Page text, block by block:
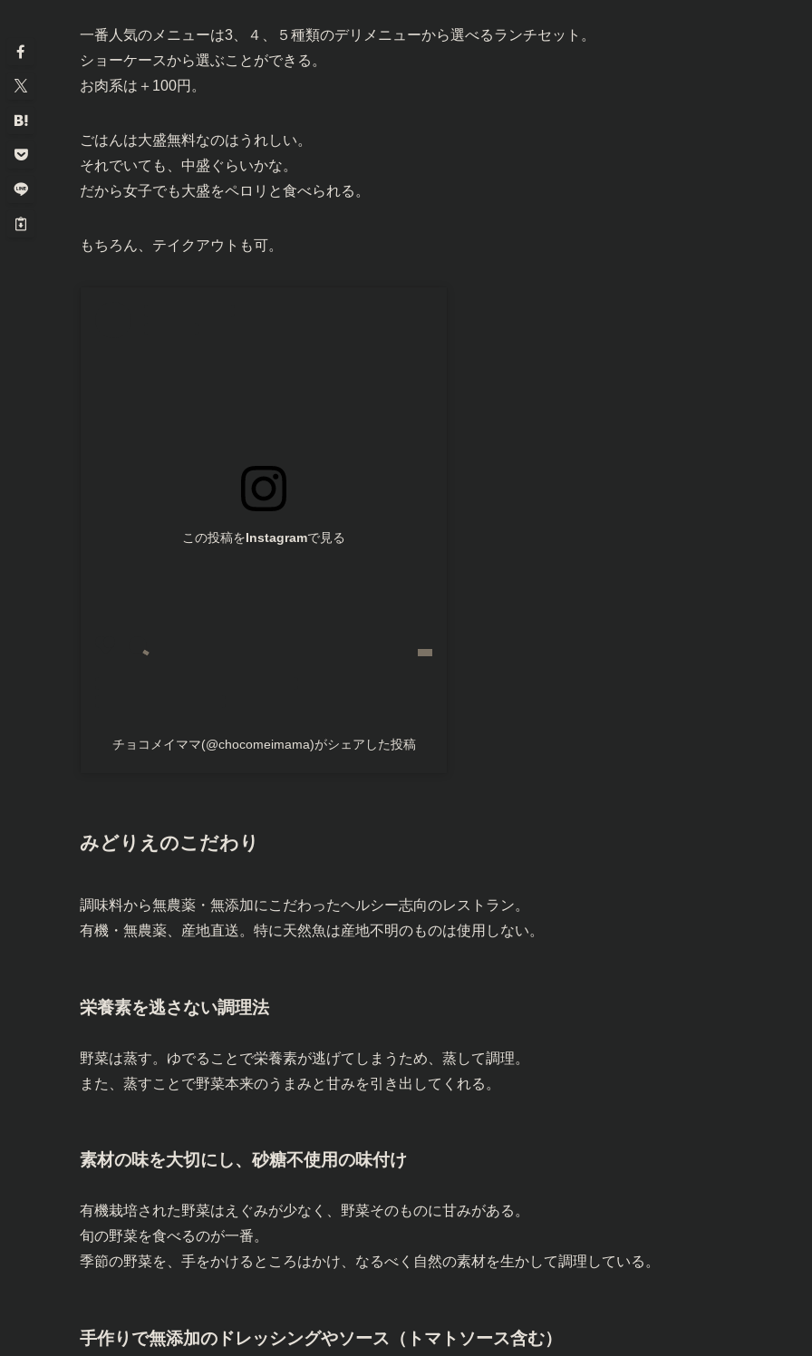
一番人気のメニューは3、４、５種類のデリメニューから選べるランチセット。
ショーケースから選ぶことができる。
お肉系は＋100円。
ごはんは大盛無料なのはうれしい。
それでいても、中盛ぐらいかな。
だから女子でも大盛をペロリと食べられる。
もちろん、テイクアウトも可。
この投稿をInstagramで見る
チョコメイママ(@chocomeimama)がシェアした投稿
みどりえのこだわり
調味料から無農薬・無添加にこだわったヘルシー志向のレストラン。
有機・無農薬、産地直送。特に天然魚は産地不明のものは使用しない。
栄養素を逃さない調理法
野菜は蒸す。ゆでることで栄養素が逃げてしまうため、蒸して調理。
また、蒸すことで野菜本来のうまみと甘みを引き出してくれる。
素材の味を大切にし、砂糖不使用の味付け
有機栽培された野菜はえぐみが少なく、野菜そのものに甘みがある。
旬の野菜を食べるのが一番。
季節の野菜を、手をかけるところはかけ、なるべく自然の素材を生かして調理している。
手作りで無添加のドレッシングやソース（トマトソース含む）